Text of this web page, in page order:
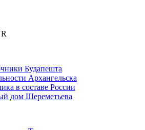
Будапешта
Архангельска
в составе России
дом Шереметьева